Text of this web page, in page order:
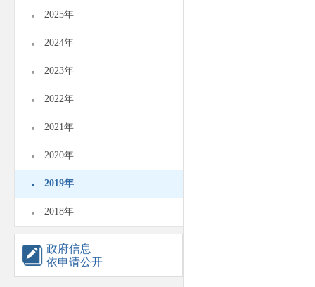
· 2025年
· 2024年
· 2023年
· 2022年
· 2021年
· 2020年
· 2019年
· 2018年
政府信息
依申请公开